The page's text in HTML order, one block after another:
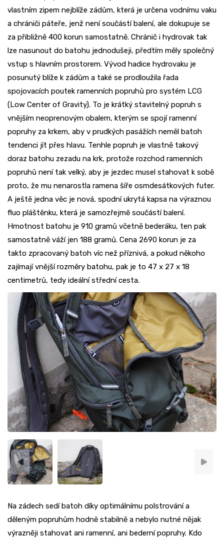
vlastním zipem nejblíže zádům, která je určena vodnímu vaku
a chrániči páteře, jenž není součástí balení, ale dokupuje se
za přibližně 400 korun samostatně. Chránič i hydrovak tak
lze nasunout do batohu jednodušeji, předtím měly společný
vstup s hlavním prostorem. Vývod hadice hydrovaku je
posunutý blíže k zádům a také se prodloužila řada
spojovacích poutek ramenních popruhů pro systém LCG
(Low Center of Gravity). To je krátký stavitelný popruh s
vnějším neoprenovým obalem, kterým se spojí ramenní
popruhy za krkem, aby v prudkých pasážích neměl batoh
tendenci jít přes hlavu. Tenhle popruh je vlastně takový
doraz batohu zezadu na krk, protože rozchod ramenních
popruhů není tak velký, aby je jezdec musel stahovat k sobě
proto, že mu nenarostla ramena šíře osmdesátkových futer.
A ještě jedna věc je nová, spodní ukrytá kapsa na výraznou
fluo pláštěnku, která je samozřejmě součástí balení.
Hmotnost batohu je 910 gramů včetně bederáku, ten pak
samostatně váží jen 188 gramů. Cena 2690 korun je za
takto zpracovaný batoh víc než příznivá, a pokud někoho
zajímají vnější rozměry batohu, pak je to 47 x 27 x 18
centimetrů, tedy ideální střední cesta.
Na zádech sedí batoh díky optimálnímu polstrování a
děleným popruhům hodně stabilně a nebylo nutné nějak
výrazněji stahovat ani ramenní, ani bederní popruhy. Kdo